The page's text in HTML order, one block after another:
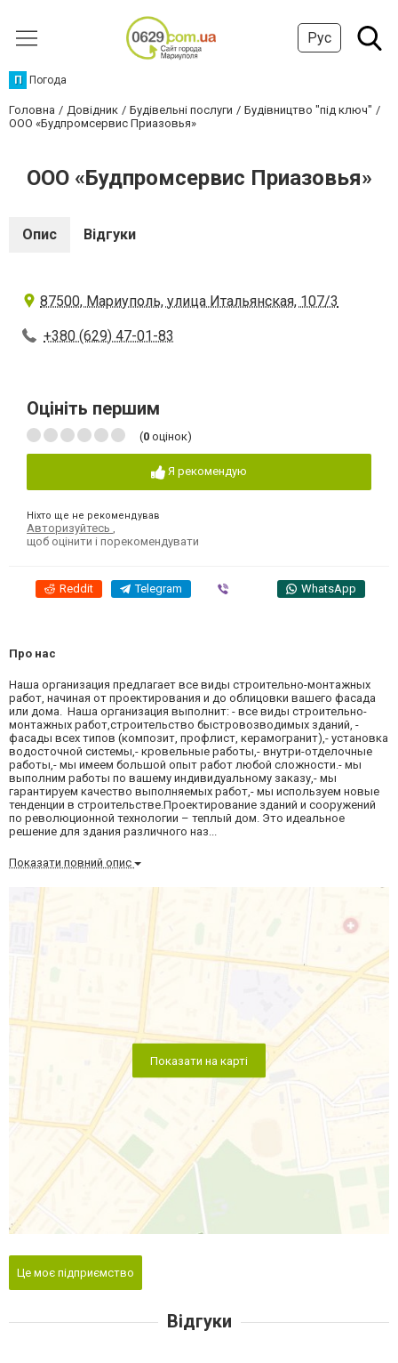
Рус
П Погода
Головна Довідник Будівельні послуги
Будівництво "під ключ"
ООО «Будпромсервис Приазовья»
ООО «Будпромсервис Приазовья»
Опис Відгуки
87500, Мариуполь, улица Итальянская, 107/3
+380 (629) 47-01-83
Оцініть першим
(0 оцінок)
Я рекомендую
Ніхто ще не рекомендував
Авторизуйтесь
щоб оцінити і порекомендувати
Reddit Telegram WhatsApp
Про нас
Наша организация предлагает все виды строительно-монтажных
работ, начиная от проектирования и до облицовки вашего фасада
или дома. Наша организация выполнит: - все виды строительно-
монтажных работ,строительство быстровозводимых зданий, -
фасады всех типов (композит, профлист, керамогранит),- установка
водосточной системы,- кровельные работы,- внутри-отделочные
работы,- мы имеем большой опыт работ любой сложности.- мы
выполним работы по вашему индивидуальному заказу,- мы
гарантируем качество выполняемых работ,- мы используем новые
тенденции в строительстве.Проектирование зданий и сооружений
по революционной технологии – теплый дом. Это идеальное
решение для здания различного наз...
Показати повний опис
Показати на карті
Це моє підприємство
Відгуки